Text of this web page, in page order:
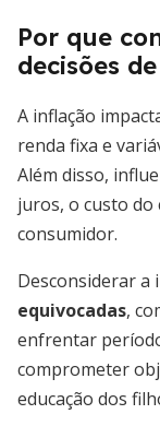
Por que
decisões
A inflação
renda fixa e
Além disso,
juros, o custo
consumidor.
Desconsiderar a
equivocadas,
enfrentar
comprometer
educação dos